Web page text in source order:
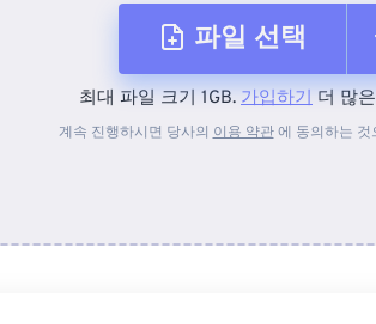
파일 선택
장치에서
최대 파일 크기 1GB. 가입하기 더 많
계속 진행하시면 당사의 이용 약관에 동의하는 것